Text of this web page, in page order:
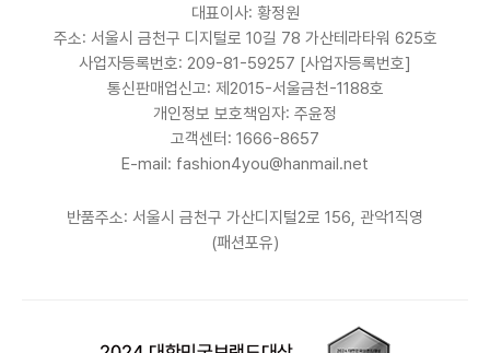
대표이사: 황정원
주소: 서울시 금천구 디지털로 10길 78 가산테라타워 625호
사업자등록번호: 209-81-59257 [사업자등록번호]
통신판매업신고: 제2015-서울금천-1188호
개인정보 보호책임자: 주윤정
고객센터: 1666-8657
E-mail: fashion4you@hanmail.net
반품주소: 서울시 금천구 가산디지털2로 156, 관악1직영
(패션포유)